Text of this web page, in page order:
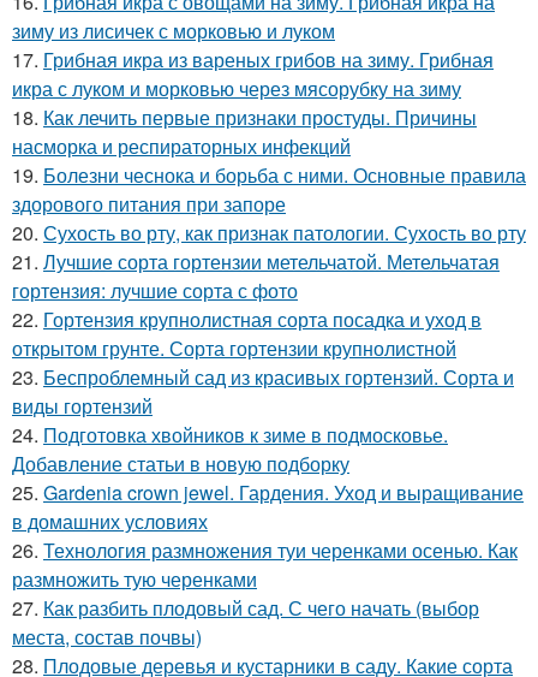
зиму из лисичек с морковью и луком
17. Грибная икра из вареных грибов на зиму. Грибная
икра с луком и морковью через мясорубку на зиму
18. Как лечить первые признаки простуды. Причины
насморка и респираторных инфекций
19. Болезни чеснока и борьба с ними. Основные правила
здорового питания при запоре
20. Сухость во рту, как признак патологии. Сухость во рту
21. Лучшие сорта гортензии метельчатой. Метельчатая
гортензия: лучшие сорта с фото
22. Гортензия крупнолистная сорта посадка и уход в
открытом грунте. Сорта гортензии крупнолистной
23. Беспроблемный сад из красивых гортензий. Сорта и
виды гортензий
24. Подготовка хвойников к зиме в подмосковье.
Добавление статьи в новую подборку
25. Gardenia crown jewel. Гардения. Уход и выращивание
в домашних условиях
26. Технология размножения туи черенками осенью. Как
размножить тую черенками
27. Как разбить плодовый сад. С чего начать (выбор
места, состав почвы)
28. Плодовые деревья и кустарники в саду. Какие сорта